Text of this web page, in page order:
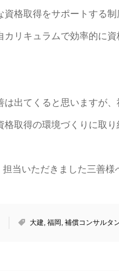
資格取得をサポートする
カリキュラムで効率的に
は出てくると思いますが
格取得の環境づくりに取り
担当いただきました三善様
大建, 福岡 , 補償コンサルタ